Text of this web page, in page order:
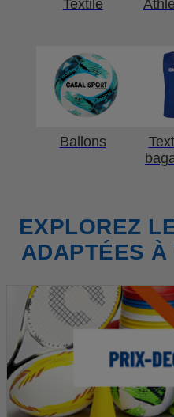
Textile
Ballons
EXPLOREZ
ADAPTÉES